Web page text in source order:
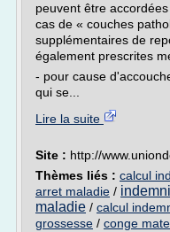
peuvent être
cas de « couches
supplémentaires de
également prescrites
- pour cause
qui se...
Lire la suite
Site : http://
Thèmes liés : calcul
arret maladie /
maladie / calcul
grossesse / conge